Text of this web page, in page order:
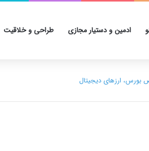
ادمین و دستیار مجازی طراحی و خلاقیت